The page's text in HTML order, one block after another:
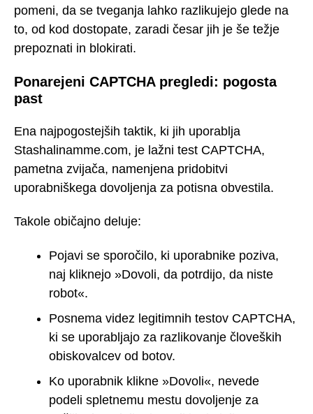
pomeni, da se tveganja lahko razlikujejo glede na
to, od kod dostopate, zaradi česar jih je še težje
prepoznati in blokirati.
Ponarejeni CAPTCHA pregledi: pogosta
past
Ena najpogostejših taktik, ki jih uporablja
Stashalinamme.com, je lažni test CAPTCHA,
pametna zvijača, namenjena pridobitvi
uporabniškega dovoljenja za potisna obvestila.
Takole običajno deluje:
Pojavi se sporočilo, ki uporabnike poziva,
naj kliknejo »Dovoli, da potrdijo, da niste
robot«.
Posnema videz legitimnih testov CAPTCHA,
ki se uporabljajo za razlikovanje človeških
obiskovalcev od botov.
Ko uporabnik klikne »Dovoli«, nevede
podeli spletnemu mestu dovoljenje za